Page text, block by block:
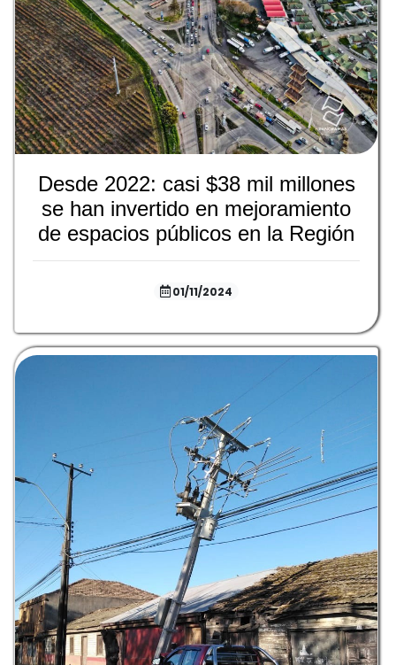
Desde 2022: casi $38 mil millones
se han invertido en mejoramiento
de espacios públicos en la Región
01/11/2024